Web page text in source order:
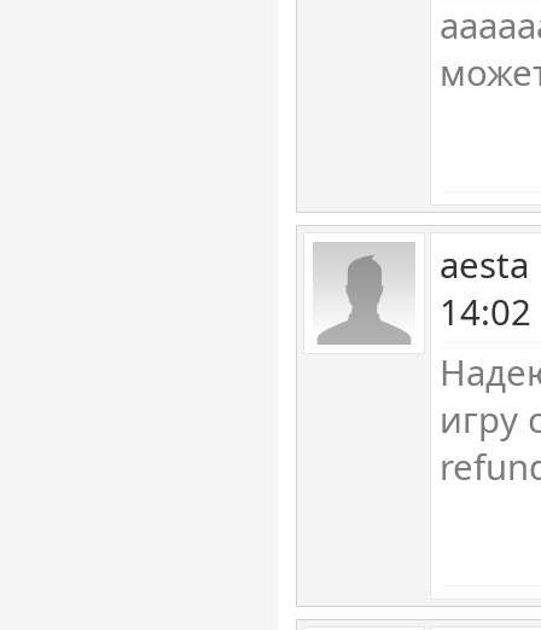
aesta
игру